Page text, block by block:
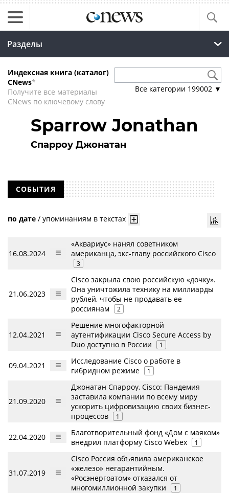
Разделы
Индексная книга (каталог)
CNews*
Получите все материалы
CNews по ключевому слову
Все категории 199002 ▼
Sparrow Jonathan
Спарроу Джонатан
СОБЫТИЯ
по дате / упоминаниям в текстах
16.08.2024
«Аквариус» нанял советником
американца, экс-главу российского Cisco
3
21.06.2023
Cisco закрыла свою российскую «дочку».
Она уничтожила технику на миллиарды
рублей, чтобы не продавать ее
россиянам
2
12.04.2021
Решение многофакторной
аутентификации Cisco Secure Access by
Duo доступно в России
1
09.04.2021
Исследование Cisco о работе в
гибридном режиме
1
21.09.2020
Джонатан Спарроу, Cisco: Пандемия
заставила компании по всему миру
ускорить цифровизацию своих бизнес-
процессов
1
22.04.2020
Благотворительный фонд «Дом с маяком»
внедрил платформу Cisco Webex
1
31.07.2019
Cisco Россия объявила американское
«железо» негарантийным.
«Росэнергоатом» отказался от
многомиллионной закупки
1